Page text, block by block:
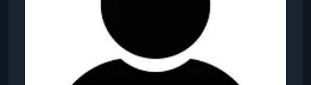
фундаментальную теорию с пошагов